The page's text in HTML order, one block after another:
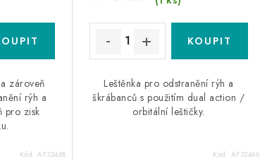
t
ů
zároveň
rýh a
pro zisk
Kód:AF32468
Leštěnka pro odstranění rýh a
škrábanců s použitím dual action /
orbitální leštičky.
Kód: AF32466